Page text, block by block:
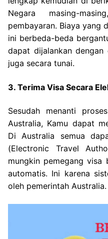
Negara masing-
pembayaran. Biaya yang
ini berbeda-beda
dapat dijalankan
juga secara tunai.
3. Terima Visa Secara
Sesudah menanti
Australia, Kamu dapat
Di Australia semua
(Electronic Travel
mungkin pemegang visa
automatis. Ini karena
oleh pemerintah Australia.